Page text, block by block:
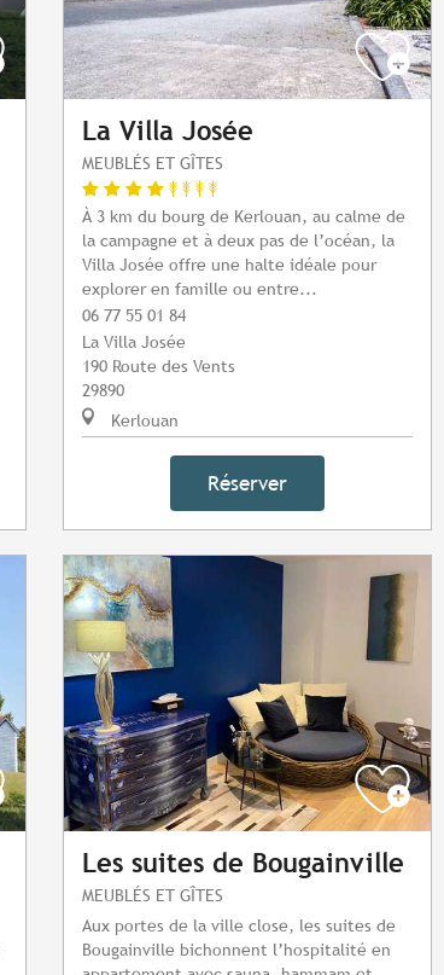
La Villa Josée
MEUBLÉS ET GÎTES
À 3 km du bourg de Kerlouan, au calme de
la campagne et à deux pas de l’océan, la
Villa Josée offre une halte idéale pour
explorer en famille ou entre...
06 77 55 01 84
La Villa Josée
190 Route des Vents
29890
Kerlouan
Réserver
Les suites de Bougainville
MEUBLÉS ET GÎTES
Aux portes de la ville close, les suites de
Bougainville bichonnent l’hospitalité en